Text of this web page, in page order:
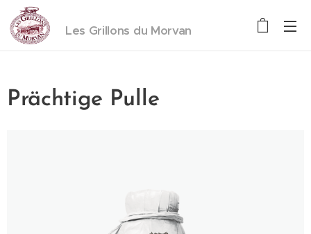
Les Grillons du Morvan
Prächtige Pulle